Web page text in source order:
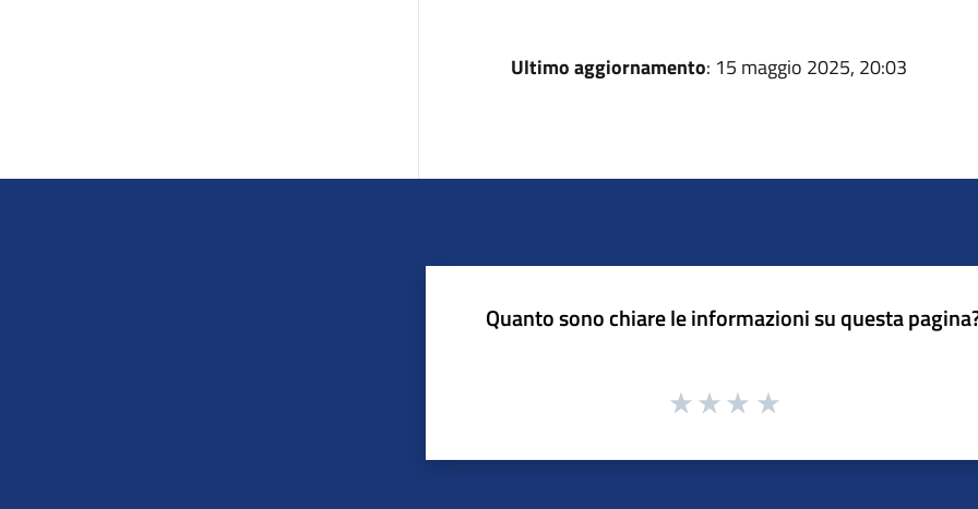
Ultimo aggiornamento: 15 maggio 2025, 20:03
Quanto sono chiare le informazioni su questa